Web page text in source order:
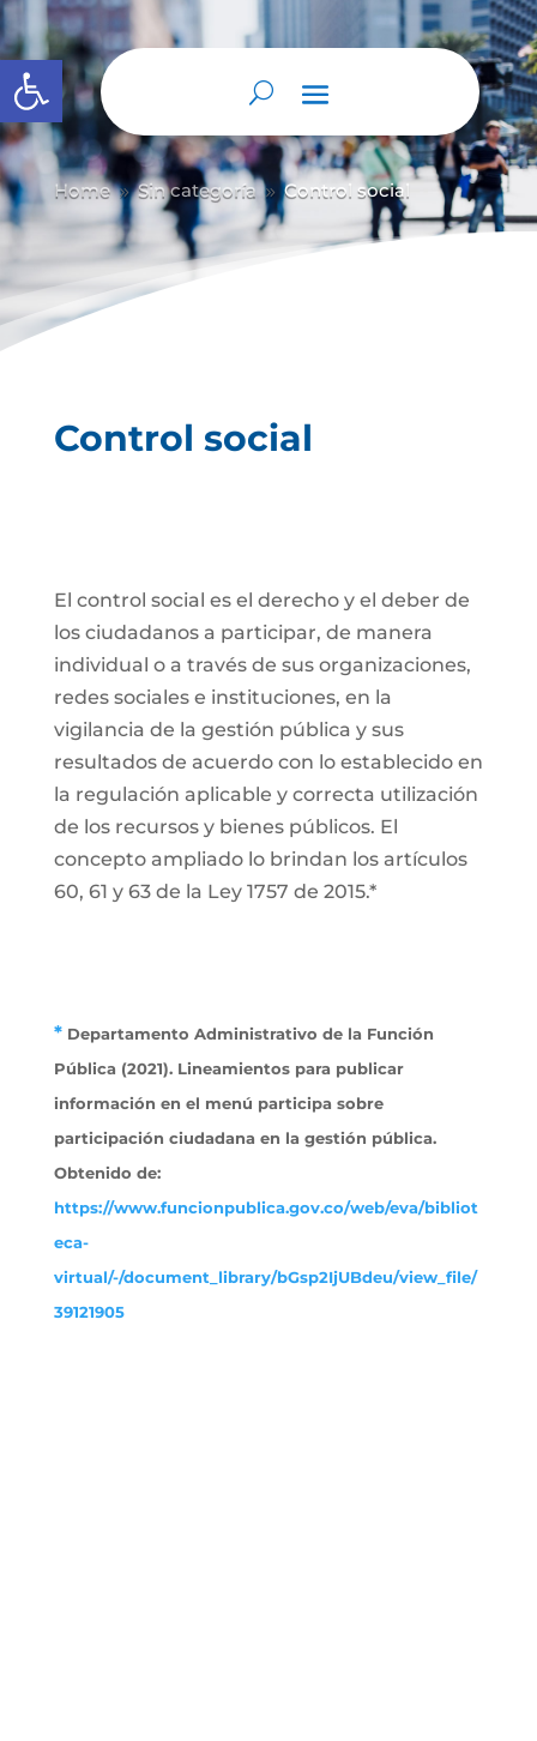
Abrir barra de herramientas
Home 9 Sin categoría 9 Control social
Control social
El control social es el derecho y el deber de
los ciudadanos a participar, de manera
individual o a través de sus organizaciones,
redes sociales e instituciones, en la
vigilancia de la gestión pública y sus
resultados de acuerdo con lo establecido en
la regulación aplicable y correcta utilización
de los recursos y bienes públicos. El
concepto ampliado lo brindan los artículos
60, 61 y 63 de la Ley 1757 de 2015.*
*Departamento Administrativo de la Función
Pública (2021). Lineamientos para publicar
información en el menú participa sobre
participación ciudadana en la gestión pública.
Obtenido de:
https://www.funcionpublica.gov.co/web/eva/bibliot
eca-
virtual/-/document_library/bGsp2IjUBdeu/view_file/
39121905